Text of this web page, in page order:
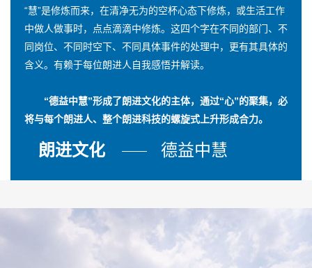
“慧”是修炼而来，在清净无为的空杯心态下修炼，或生活工作
中做人做事时，点点滴滴中修炼。这四个字在不同的部门、不
同岗位、不同时空下、不同具体事件的处理中，更有其具体的
含义。有赖于每位朗进人自我感悟并解读。
“德益中慧”形成了朗进文化的主体，通过“心”的聚集，必
将与每个朗进人、整个朗进科技的螺旋式上升形成合力。
朗进文化 德益中慧